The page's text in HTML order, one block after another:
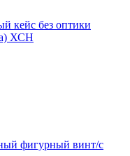
кейс без оптики
ХСН
фигурный винт/с